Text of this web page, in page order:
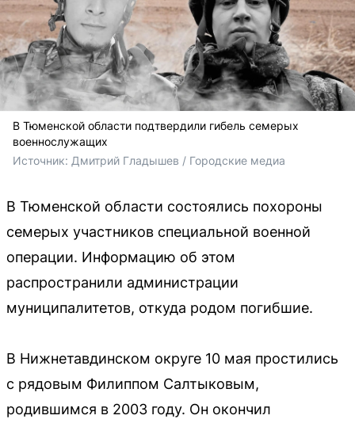
В Тюменской области подтвердили гибель семерых
военнослужащих
Источник: Дмитрий Гладышев / Городские медиа
В Тюменской области состоялись похороны
семерых участников специальной военной
операции. Информацию об этом
распространили администрации
муниципалитетов, откуда родом погибшие.
В Нижнетавдинском округе 10 мая простились
с рядовым Филиппом Салтыковым,
родившимся в 2003 году. Он окончил